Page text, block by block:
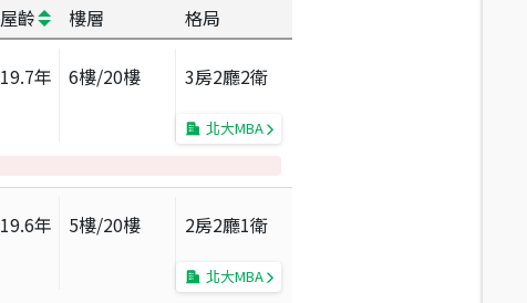
屋齡 樓層 格局
19.7年 6樓/20樓 3房2廳2衛
北大MBA
19.6年 5樓/20樓 2房2廳1衛
北大MBA